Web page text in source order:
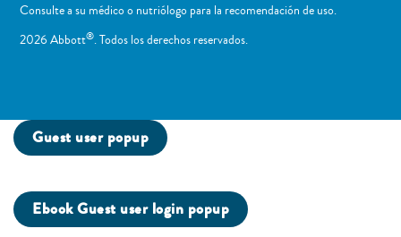
Consulte a su médico o nutriólogo para la recomendación de uso. ​
2026 Abbott®. Todos los derechos reservados.
Guest user popup
Ebook Guest user login popup